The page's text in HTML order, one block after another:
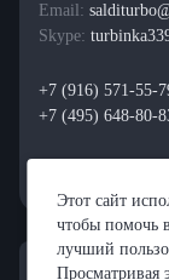
Email:
Skype:
+7 (916) 571-55-
+7 (495) 648-80-
Этот сайт
чтобы помочь
лучший
Просматривая